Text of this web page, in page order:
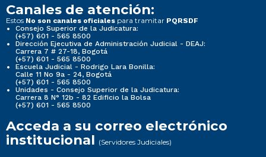
3.1 Normativa de la Seccional
3.1.1 Sistema de búsquedas de normas, propio de
la entidad.
3.1 Normativa de la Seccional
3.1.1 Sistema de búsquedas de normas, propio de
la entidad.
Canales de atención:
Estos No son canales oficiales para tramitar PQRSDF
Consejo Superior de la Judicatura:
(+57) 601 - 565 8500
Dirección Ejecutiva de Administración Judicial - DEAJ:
Carrera 7 # 27-18, Bogotá
(+57) 601 - 565 8500
Escuela Judicial - Rodrigo Lara Bonilla:
Calle 11 No 9a - 24, Bogotá
(+57) 601 - 565 8500
Unidades - Consejo Superior de la Judicatura:
Carrera 8 N° 12b - 82 Edificio la Bolsa
(+57) 601 - 565 8500
Acceda a su correo electrónico
institucional (Servidores Judiciales)